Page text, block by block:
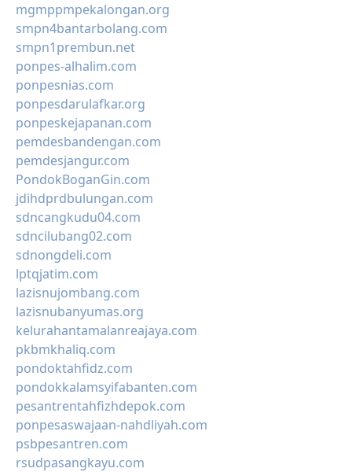
mgmppmpekalongan.org
smpn4bantarbolang.com
smpn1prembun.net
ponpes-alhalim.com
ponpesnias.com
ponpesdarulafkar.org
ponpeskejapanan.com
pemdesbandengan.com
pemdesjangur.com
PondokBoganGin.com
jdihdprdbulungan.com
sdncangkudu04.com
sdncilubang02.com
sdnongdeli.com
lptqjatim.com
lazisnujombang.com
lazisnubanyumas.org
kelurahantamalanreajaya.com
pkbmkhaliq.com
pondoktahfidz.com
pondokkalamsyifabanten.com
pesantrentahfizhdepok.com
ponpesaswajaan-nahdliyah.com
psbpesantren.com
rsudpasangkayu.com